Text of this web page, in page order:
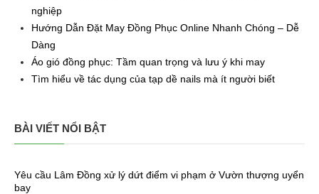
nghiệp
Hướng Dẫn Đặt May Đồng Phục Online Nhanh Chóng – Dễ
Dàng
Áo gió đồng phục: Tầm quan trọng và lưu ý khi may
Tìm hiểu về tác dụng của tạp dề nails mà ít người biết
BÀI VIẾT NỔI BẬT
Yêu cầu Lâm Đồng xử lý dứt điểm vi phạm ở Vườn thượng uyển
bay